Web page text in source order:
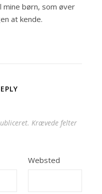
mine børn, som øver
at kende.
Krævede felter
Websted